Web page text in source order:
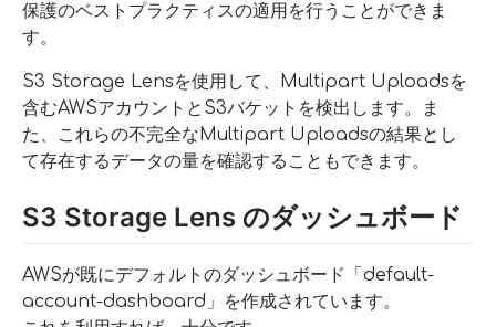
保護のベストプラクティスの適用を行うことができま
す。
S3 Storage Lensを使用して、Multipart Uploadsを
含むAWSアカウントとS3バケットを検出します。ま
た、これらの不完全なMultipart Uploadsの結果とし
て存在するデータの量を確認することもできます。
S3 Storage Lens のダッシュボード
AWSが既にデフォルトのダッシュボード「default-
account-dashboard」を作成されています。